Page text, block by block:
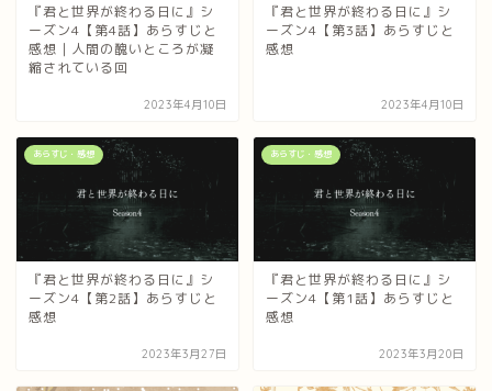
『君と世界が終わる日に』シ
ーズン4【第4話】あらすじと
感想｜人間の醜いところが凝
縮されている回
2023年4月10日
『君と世界が終わる日に』シ
ーズン4【第3話】あらすじと
感想
2023年4月10日
あらすじ・感想
『君と世界が終わる日に』シ
ーズン4【第2話】あらすじと
感想
2023年3月27日
あらすじ・感想
『君と世界が終わる日に』シ
ーズン4【第1話】あらすじと
感想
2023年3月20日